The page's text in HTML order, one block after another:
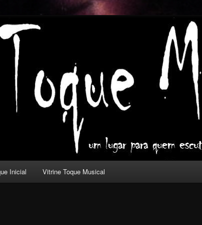
com outros olhos.
Inicial Vitrine Toque Musical